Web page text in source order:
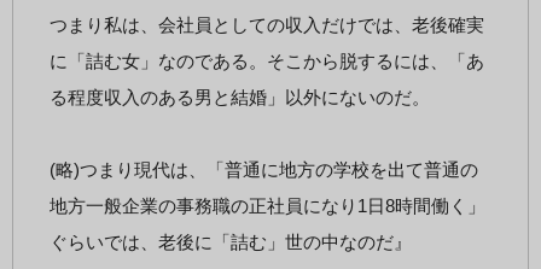
つまり私は、会社員としての収入だけでは、老後確実
に「詰む女」なのである。そこから脱するには、「あ
る程度収入のある男と結婚」以外にないのだ。
(略)つまり現代は、「普通に地方の学校を出て普通の
地方一般企業の事務職の正社員になり1日8時間働く」
ぐらいでは、老後に「詰む」世の中なのだ』